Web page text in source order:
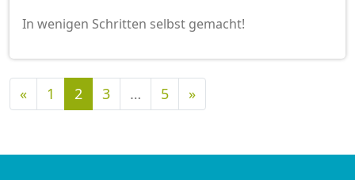
In wenigen Schritten selbst gemacht!
«Vorherige
1 2 3 … 5 »Nächste